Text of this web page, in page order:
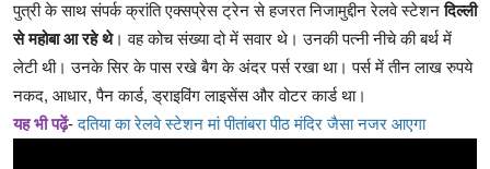
पुत्री के साथ संपर्क क्रांति एक्सप्रेस ट्रेन से हजरत निजामुद्दीन रेलवे स्टेशनदिल्ली
से महोबा आ रहे थे। वह कोच संख्या दो में सवार थे। उनकी पत्नी नीचे की बर्थ में
लेटी थी। उनके सिर के पास रखे बैग के अंदर पर्स रखा था। पर्स में तीन लाख रुपये
नकद, आधार, पैन कार्ड, ड्राइविंग लाइसेंस और वोटर कार्ड था।
यह भी पढ़ें- दतिया का रेलवे स्टेशन मां पीतांबरा पीठ मंदिर जैसा नजर आएगा